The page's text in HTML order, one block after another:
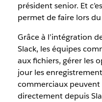
président senior. Et
permet de faire lors
Grâce à l’intégration
Slack, les équipes
aux fichiers, gérer les
jour les
commerciaux
directement depuis